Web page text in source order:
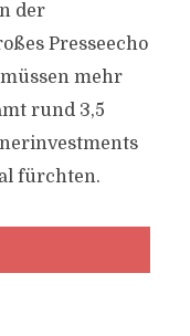
der
Presseecho
mehr
rund 3,5
fürchten.